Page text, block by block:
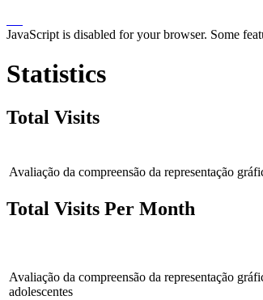
JavaScript is disabled for your browser. Some
Statistics
Total Visits
Avaliação da compreensão da representação
Total Visits Per Month
Avaliação da compreensão da representação
adolescentes